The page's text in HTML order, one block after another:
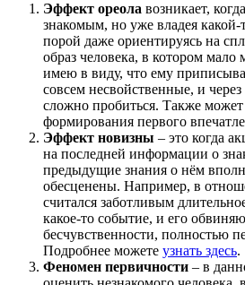
Эффект ореола возникает,
знакомым, но уже владея
порой даже ориентируясь на
образ человека, в котором мало
имею в виду, что ему
совсем несвойственные, и
сложно пробиться. Также
формирования первого
Эффект новизны – это когда
на последней информации о
предыдущие знания о нём
обесценены. Например, в
считался заботливым
какое-то событие, и его
бесчувственности, полностью
Подробнее можете узнать здесь.
Феномен первичности – в